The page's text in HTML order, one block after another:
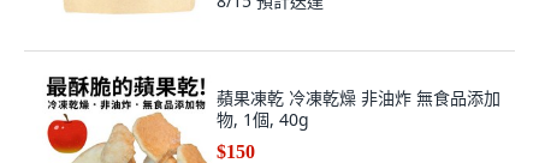
蘋果凍乾 冷凍乾燥 非油炸 無食品添加
物, 1個, 40g
$150